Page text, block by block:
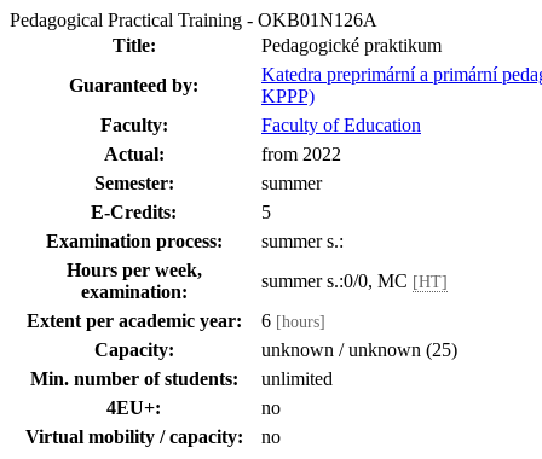
Pedagogical Practical Training - OKB01N126A
Title:
Pedagogické praktikum
Guaranteed by:
Katedra preprimární a primární
KPPP)
Faculty:
Faculty of Education
Actual:
from 2022
Semester:
summer
E-Credits:
5
Examination process:
summer s.:
Hours per week,
examination:
summer s.:0/0, MC [HT]
Extent per academic year: 6 [hours]
Capacity:
unknown / unknown (25)
Min. number of students:
unlimited
4EU+:
no
Virtual mobility / capacity:
no